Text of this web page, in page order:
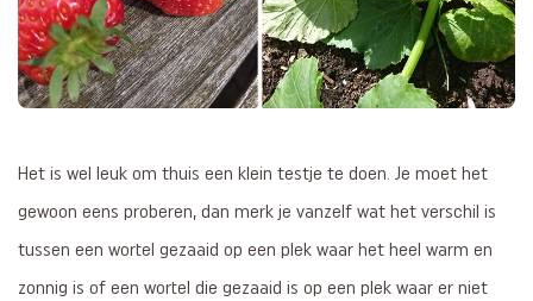
Het is wel leuk om thuis een klein testje te doen. Je moet het
gewoon eens proberen, dan merk je vanzelf wat het verschil is
tussen een wortel gezaaid op een plek waar het heel warm en
zonnig is of een wortel die gezaaid is op een plek waar er niet